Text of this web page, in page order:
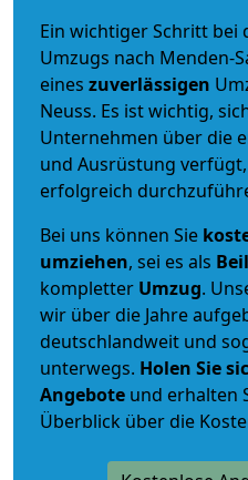
Ein wichtiger Schritt bei
Umzugs nach Menden-
eines zuverlässigen
Neuss. Es ist wichtig,
Unternehmen über die
und Ausrüstung
erfolgreich
Bei uns können Sie
umziehen, sei es als
kompletter Umzug.
wir über die Jahre
deutschlandweit und
unterwegs. Holen Sie
Angebote und erhalten
Überblick über die